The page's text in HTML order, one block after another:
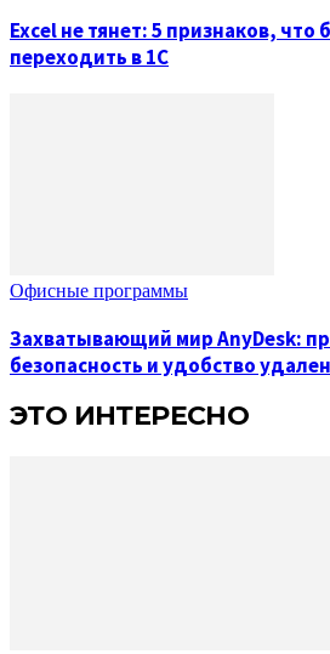
Excel не тянет: 5 признаков, что
переходить в 1С
Офисные программы
Захватывающий мир AnyDesk:
безопасность и удобство
ЭТО ИНТЕРЕСНО